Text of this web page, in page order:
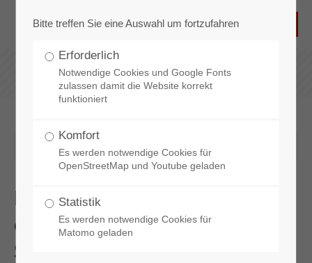
Landfleischerei Reckermann
erhält Ehrenpreis für
Schweinebäckchen und Gold-
Bitte treffen Sie eine Auswahl um fortzufahren
Erforderlich
Notwendige Cookies und Google Fonts
zulassen damit die Website korrekt
funktioniert
Komfort
Es werden notwendige Cookies für
OpenStreetMap und Youtube geladen
Statistik
Es werden notwendige Cookies für
Matomo geladen